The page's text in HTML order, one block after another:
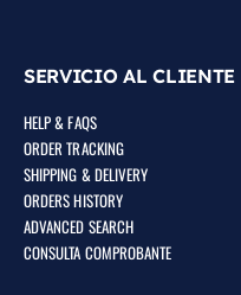
SERVICIO AL CLIENTE
HELP & FAQS
ORDER TRACKING
SHIPPING & DELIVERY
ORDERS HISTORY
ADVANCED SEARCH
CONSULTA COMPROBANTE